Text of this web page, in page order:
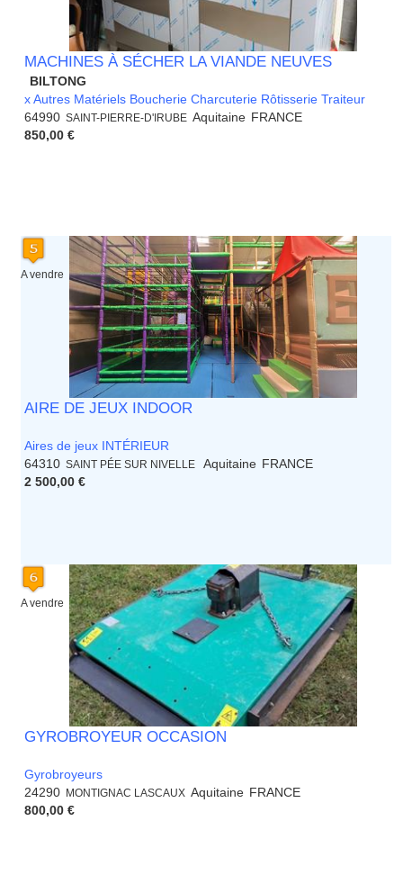
MACHINES À SÉCHER LA VIANDE NEUVES
BILTONG
x Autres Matériels Boucherie Charcuterie Rôtisserie Traiteur
64990 SAINT-PIERRE-D'IRUBE Aquitaine FRANCE
850,00 €
A vendre
AIRE DE JEUX INDOOR
Aires de jeux INTÉRIEUR
64310 SAINT PÉE SUR NIVELLE Aquitaine FRANCE
2 500,00 €
A vendre
GYROBROYEUR OCCASION
Gyrobroyeurs
24290 MONTIGNAC LASCAUX Aquitaine FRANCE
800,00 €